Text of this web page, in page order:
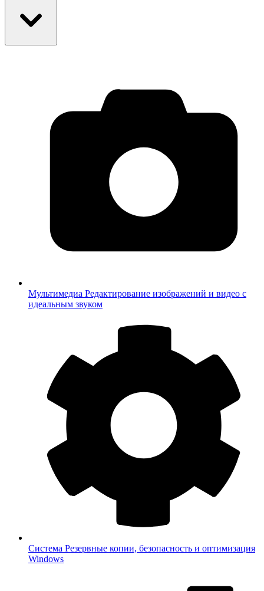
Мультимедиа Редактирование изображений и видео с
идеальным звуком
Система Резервные копии, безопасность и оптимизация
Windows